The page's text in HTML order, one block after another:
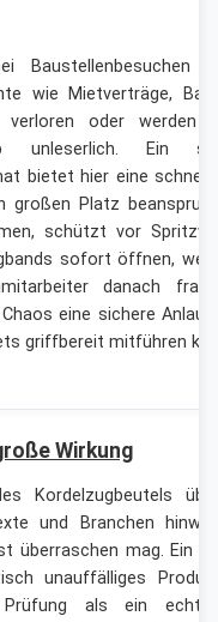
Baustellenbesuchen
wie Mietverträge,
verloren oder werden
unleserlich. Ein
bietet hier eine
großen Platz
schützt vor
sofort öffnen,
danach
eine sichere
griffbereit mitführen
Wirkung
Kordelzugbeutels
und Branchen
überraschen mag. Ein
unauffälliges
als ein